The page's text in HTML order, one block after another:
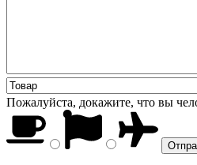
Пожалуйста, докажите, что вы